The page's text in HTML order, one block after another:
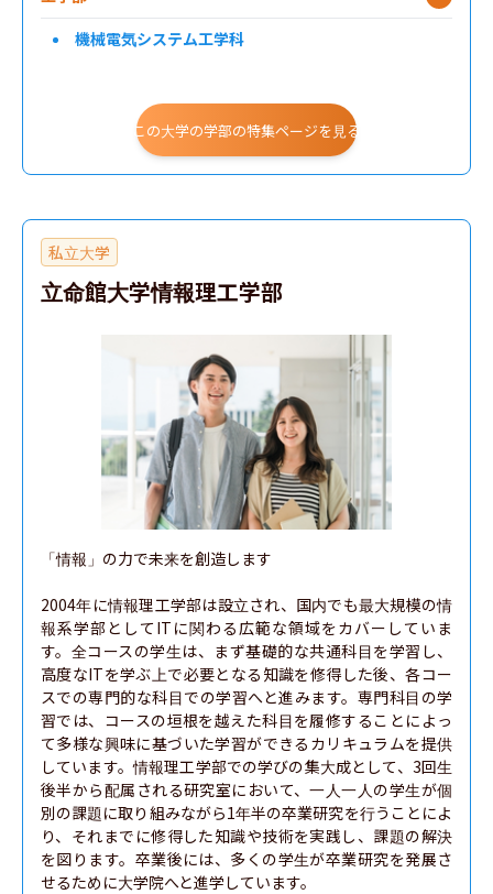
機械電気システム工学科
この大学の学部の特集ページを見る
私立大学
立命館大学情報理工学部
「情報」の力で未来を創造します
2004年に情報理工学部は設立され、国内でも最大規模の情
報系学部としてITに関わる広範な領域をカバーしていま
す。全コースの学生は、まず基礎的な共通科目を学習し、
高度なITを学ぶ上で必要となる知識を修得した後、各コー
スでの専門的な科目での学習へと進みます。専門科目の学
習では、コースの垣根を越えた科目を履修することによっ
て多様な興味に基づいた学習ができるカリキュラムを提供
しています。情報理工学部での学びの集大成として、3回生
後半から配属される研究室において、一人一人の学生が個
別の課題に取り組みながら1年半の卒業研究を行うことによ
り、それまでに修得した知識や技術を実践し、課題の解決
を図ります。卒業後には、多くの学生が卒業研究を発展さ
せるために大学院へと進学しています。